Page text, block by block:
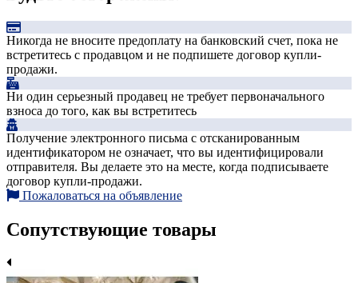
Никогда не вносите предоплату на банковский счет, пока не
встретитесь с продавцом и не подпишете договор купли-
продажи.
Ни один серьезный продавец не требует первоначального
взноса до того, как вы встретитесь
Получение электронного письма с отсканированным
идентификатором не означает, что вы идентифицировали
отправителя. Вы делаете это на месте, когда подписываете
договор купли-продажи.
Пожаловаться на объявление
Сопутствующие товары